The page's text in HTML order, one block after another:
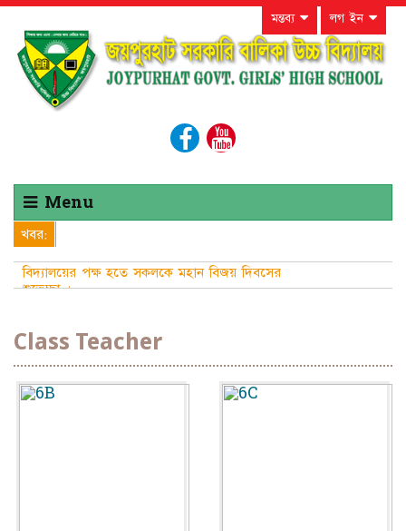
মন্তব্য লগ ইন
Menu
খবর:
বিদ্যালয়ের পক্ষ হতে সকলকে মহান বিজয় দিবসের
শুভেচ্ছা ।
Class Teacher